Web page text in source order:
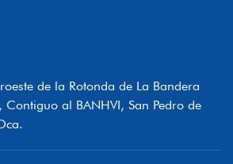
de la Rotonda de La Bandera
Contiguo al BANHVI, San Pedro de